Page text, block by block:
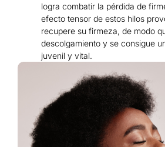
logra combatir la pérdida de
efecto tensor de estos hilos
recupere su firmeza, de modo
descolgamiento y se consigue
juvenil y vital.